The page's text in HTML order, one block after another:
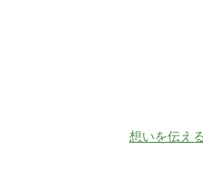
想いを伝える